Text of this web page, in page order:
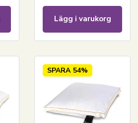
Lägg i varukorg
SPARA 54%